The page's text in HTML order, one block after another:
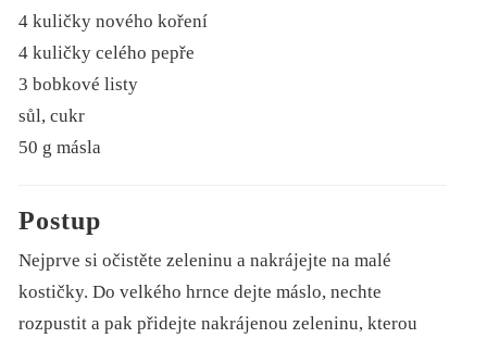
4 kuličky nového koření
4 kuličky celého pepře
3 bobkové listy
sůl, cukr
50 g másla
Postup
Nejprve si očistěte zeleninu a nakrájejte na malé
kostičky. Do velkého hrnce dejte máslo, nechte
rozpustit a pak přidejte nakrájenou zeleninu, kterou